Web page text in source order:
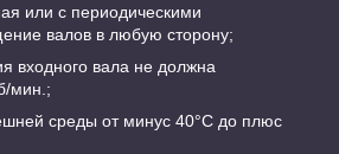
или с периодическими
валов в любую сторону;
входного вала не должна
мин.;
среды от минус 40°C до плюс